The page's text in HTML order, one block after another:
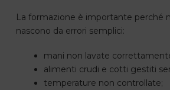
La formazione è importante perché
nascono da errori semplici:
mani non lavate
alimenti crudi e cotti gestiti
temperature non controllate;